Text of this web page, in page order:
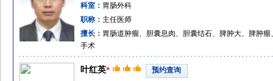
科室： 胃肠外科
职称： 主任医师
擅长： 胃肠道肿瘤、胆囊息肉、胆囊结石、脾肿大、脾肿
手术
叶红英*
预约查询